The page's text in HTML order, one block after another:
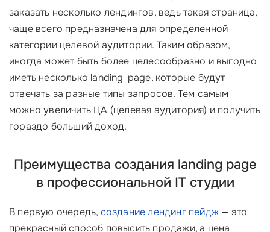
заказать несколько лендингов, ведь такая страница,
чаще всего предназначена для определенной
категории целевой аудитории. Таким образом,
иногда может быть более целесообразно и выгодно
иметь несколько landing-page, которые будут
отвечать за разные типы запросов. Тем самым
можно увеличить ЦА (целевая аудитория) и получить
гораздо больший доход.
Преимущества создания landing page
в профессиональной IT студии
В первую очередь, создание лендинг пейдж — это
прекрасный способ повысить продажи, а цена